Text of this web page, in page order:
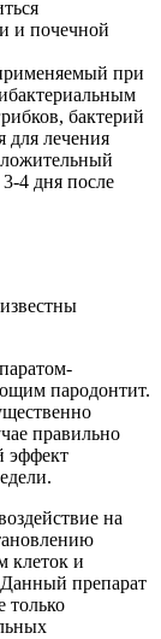
и почечной
при
бактерий
для лечения
4 дня после
пародонтит.
правильно
эффект
на
клеток и
препарат
только